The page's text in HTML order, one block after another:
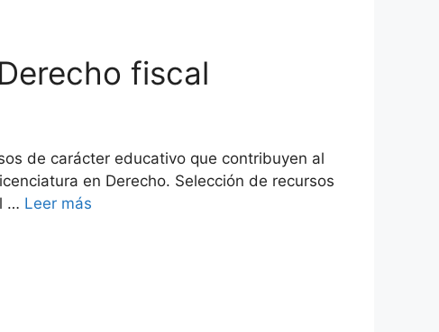
fiscal
de carácter educativo que contribuyen al
en Derecho. Selección de recursos
… Leer más